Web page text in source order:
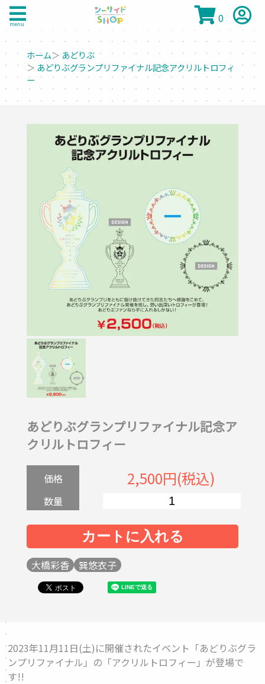
menu 0
ホーム＞ あどりぶ
＞ あどりぶグランプリファイナル記念アクリルトロフィ
ー
あどりぶグランプリファイナル記念ア
クリルトロフィー
価格 2,500円(税込)
数量
大橋彩香 巽悠衣子
2023年11月11日(土)に開催されたイベント「あどりぶグラ
ンプリファイナル」の「アクリルトロフィー 」が登場で
す!!